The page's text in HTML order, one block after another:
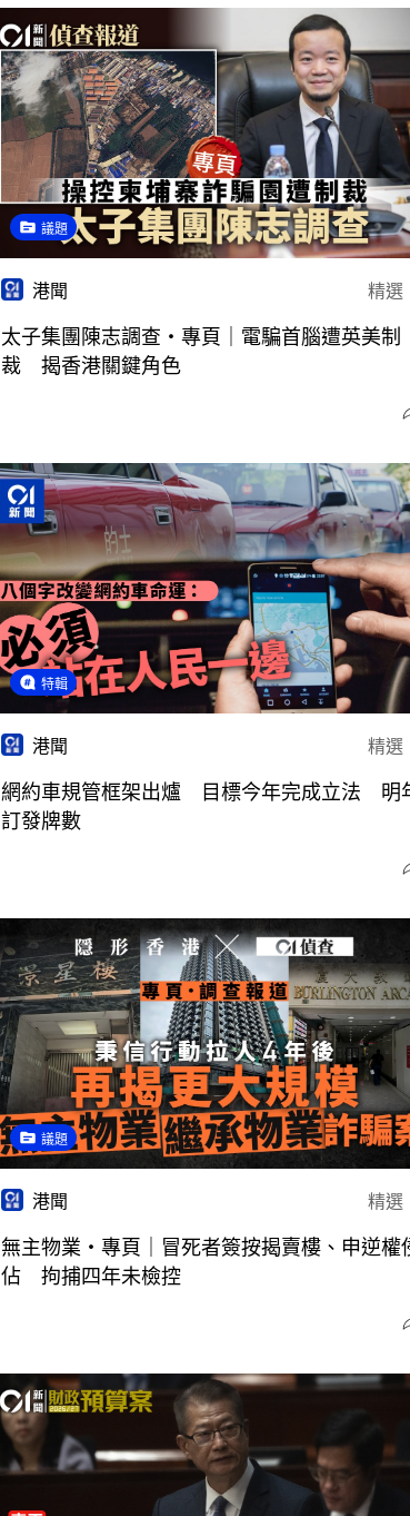
議題
港聞 精
太子集團陳志調查・專頁｜電騙首腦遭英美制
裁 揭香港關鍵角色
特輯
港聞 精
網約車規管框架出爐 目標今年完成立法 明
訂發牌數
議題
港聞 精
無主物業・專頁｜冒死者簽按揭賣樓、申逆權
佔 拘捕四年未檢控